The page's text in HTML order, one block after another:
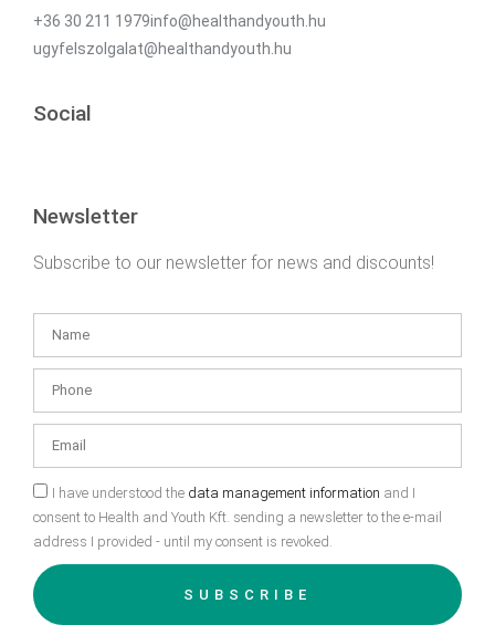
+36 30 211 1979info@healthandyouth.hu
ugyfelszolgalat@healthandyouth.hu
Social
Newsletter
Subscribe to our newsletter for news and discounts!
I have understood the data management information and I
consent to Health and Youth Kft. sending a newsletter to the e-mail
address I provided - until my consent is revoked.
SUBSCRIBE